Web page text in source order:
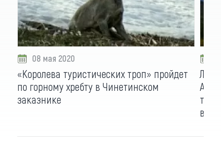
08 мая 2020
«Королева туристических троп» пройдет
по горному хребту в Чинетинском
заказнике